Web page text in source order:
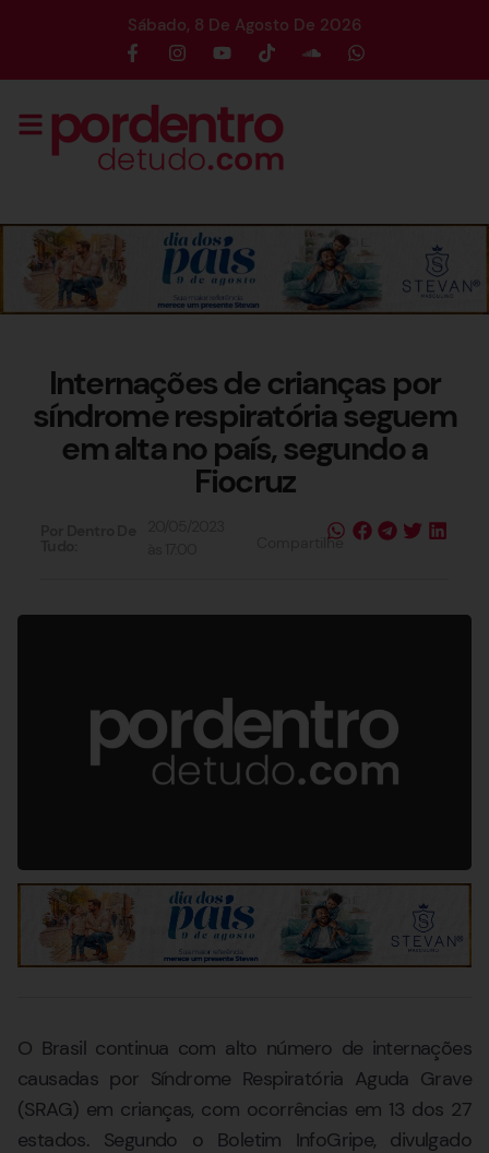
Sábado, 8 De Agosto De 2026
Internações de crianças por
síndrome respiratória seguem
em alta no país, segundo a
Fiocruz
Compartilhe
O Brasil continua com alto número de internações
causadas por Síndrome Respiratória Aguda Grave
(SRAG) em crianças, com ocorrências em 13 dos 27
estados. Segundo o Boletim InfoGripe, divulgado